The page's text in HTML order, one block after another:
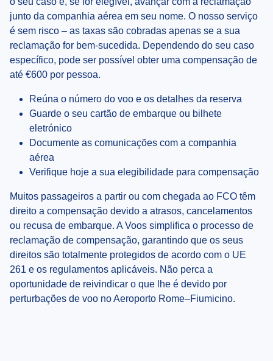
junto da companhia aérea em seu nome. O nosso serviço
é sem risco – as taxas são cobradas apenas se a sua
reclamação for bem-sucedida. Dependendo do seu caso
específico, pode ser possível obter uma compensação de
até €600 por pessoa.
Reúna o número do voo e os detalhes da reserva
Guarde o seu cartão de embarque ou bilhete
eletrónico
Documente as comunicações com a companhia
aérea
Verifique hoje a sua elegibilidade para compensação
Muitos passageiros a partir ou com chegada ao FCO têm
direito a compensação devido a atrasos, cancelamentos
ou recusa de embarque. A Voos simplifica o processo de
reclamação de compensação, garantindo que os seus
direitos são totalmente protegidos de acordo com o UE
261 e os regulamentos aplicáveis. Não perca a
oportunidade de reivindicar o que lhe é devido por
perturbações de voo no Aeroporto Rome–Fiumicino.